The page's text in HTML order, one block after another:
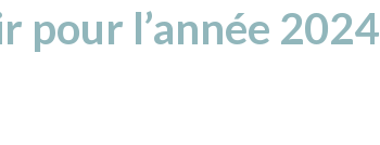
pour l’année 2024